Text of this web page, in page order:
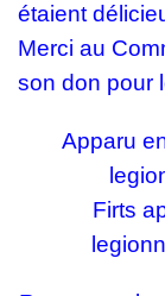
étaient
Merci au
son don pour
Apparu
Firts